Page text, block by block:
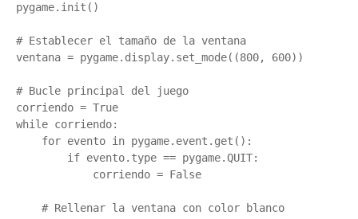
pygame.init()
# Establecer el tamaño de la ventana
ventana = pygame.display.set_mode((800, 600))
# Bucle principal del juego
corriendo = True
while corriendo: